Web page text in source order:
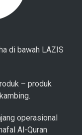
di bawah LAZIS
– produk
operasional
Al-Quran